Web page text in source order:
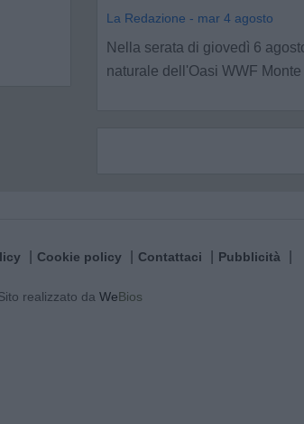
La Redazione - mar 4 agosto
Nella serata di giovedì 6
naturale dell'Oasi WWF
Cookie policy Contattaci Pubblicità
realizzato da WeBios